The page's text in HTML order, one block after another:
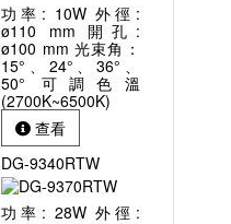
功率: 10W 外徑:
ø110 mm 開孔:
ø100 mm 光束角：
15°、24°、36°、
50° 可調色溫
(2700K~6500K)
查看
DG-9340RTW
功率: 28W 外徑: